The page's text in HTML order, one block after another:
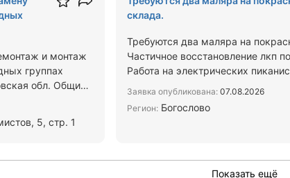
и монтаж
группах
обл. Общий
5, стр. 1
склада.
Требуются два маляра на
Частичное восстановление лкп
Работа на электрических
Заявка опубликована: 07.08.2026
Регион: Богослово
Показать ещё